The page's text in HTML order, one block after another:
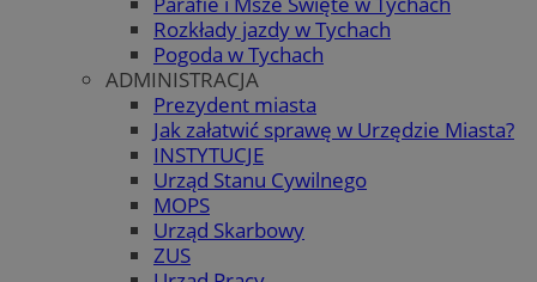
Rozkłady jazdy w Tychach
Pogoda w Tychach
ADMINISTRACJA
Prezydent miasta
Jak załatwić sprawę w Urzędzie Miasta?
INSTYTUCJE
Urząd Stanu Cywilnego
MOPS
Urząd Skarbowy
ZUS